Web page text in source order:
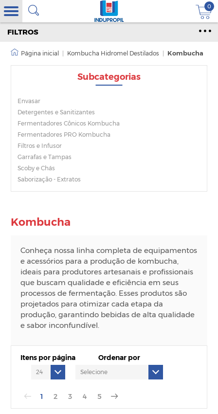
0
Kombucha Hidromel Destilados Kombucha
Subcategorias
Envasar
Detergentes e Sanitizantes
Fermentadores Cônicos Kombucha
Fermentadores PRO Kombucha
Filtros e Infusor
Garrafas e Tampas
Scoby e Chás
Saborização - Extratos
FILTROS
Kombucha
Conheça nossa linha completa de equipamentos
e acessórios para a produção de kombucha,
ideais para produtores artesanais e profissionais
que buscam qualidade e eficiência em seus
processos de fermentação. Esses produtos são
projetados para otimizar cada etapa da
produção, garantindo bebidas de alta qualidade
e sabor inconfundível.
Itens por página Ordenar por
1 2 3 4 5